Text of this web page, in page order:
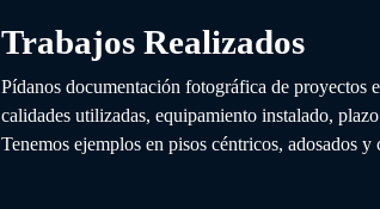
Trabajos Realizados
Pídanos documentación fotográfica de proyectos
calidades utilizadas, equipamiento instalado,
Tenemos ejemplos en pisos céntricos, adosados y